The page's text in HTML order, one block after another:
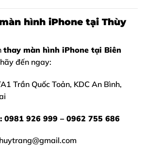
hình iPhone tại Thùy
thay màn hình iPhone tại Biên
đến ngay:
Trần Quốc Toản, KDC An Bình,
0981 926 999 – 0962 755 686